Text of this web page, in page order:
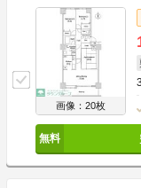
画像：20枚